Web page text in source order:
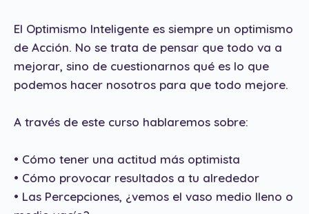
El Optimismo Inteligente es siempre un optimismo
de Acción. No se trata de pensar que todo va a
mejorar, sino de cuestionarnos qué es lo que
podemos hacer nosotros para que todo mejore.
A través de este curso hablaremos sobre:
• Cómo tener una actitud más optimista
• Cómo provocar resultados a tu alrededor
• Las Percepciones, ¿vemos el vaso medio lleno o